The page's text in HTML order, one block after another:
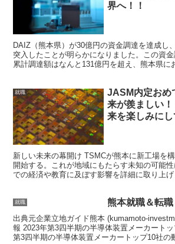
界へ！！
DAIZ（熊本県）が30億円の資金調達を達成し
突入したことが明らかになりました。この資
累計調達額はなんと131億円を超え、熊本県に
就職
JASM内定おめ
来が羨ましい
来を楽しみに
新しい未来の幕開け TSMCが熊本に新工場を
開始する。これが地域にもたらす未知の可能
での経済や教育に及ぼす影響を詳細に取り上げ
就職 熊本就職＆転
出典元企業立地ガイド熊本 (kumamoto-
報 2023年第3四半期の半導体装置メーカート
第3四半期の半導体装置メーカートップ10社の